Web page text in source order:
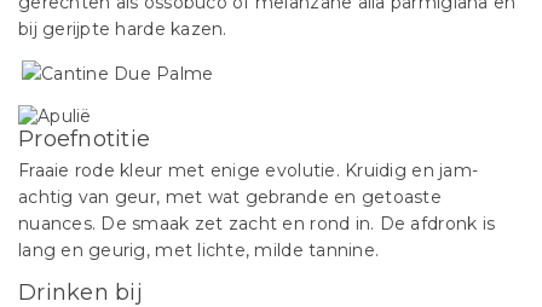
bij gerijpte harde kazen.
Proefnotitie
Fraaie rode kleur met enige evolutie. Kruidig en jam-
achtig van geur, met wat gebrande en getoaste
nuances. De smaak zet zacht en rond in. De afdronk is
lang en geurig, met lichte, milde tannine.
Drinken bij